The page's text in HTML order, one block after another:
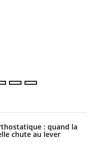
: quand la
chute au lever